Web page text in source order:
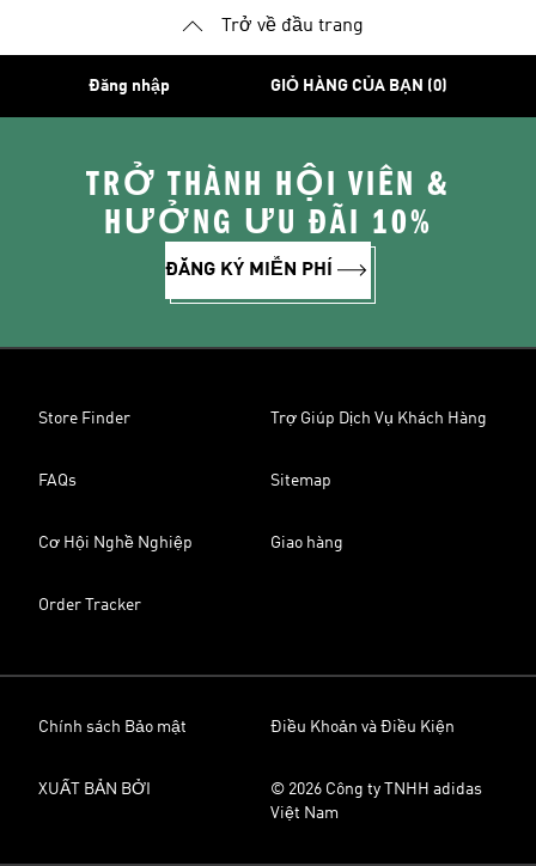
Trở về đầu trang
Đăng nhập GIỎ HÀNG CỦA BẠN (0)
TRỞ THÀNH HỘI VIÊN &
HƯỞNG ƯU ĐÃI 10%
ĐĂNG KÝ MIỄN PHÍ
Store Finder Trợ Giúp Dịch Vụ Khách Hàng
FAQs Sitemap
Cơ Hội Nghề Nghiệp Giao hàng
Order Tracker
Chính sách Bảo mật Điều Khoản và Điều Kiện
XUẤT BẢN BỞI
© 2026 Công ty TNHH adidas
Việt Nam